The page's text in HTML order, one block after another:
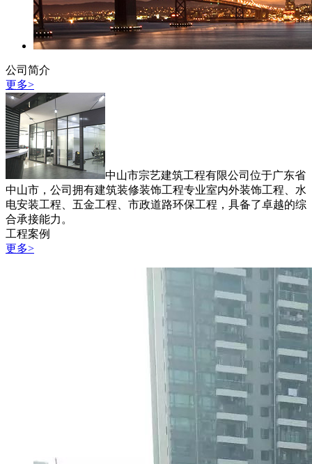
公司简介
更多>
中山市宗艺建筑工程有限公司位于广东省
中山市，公司拥有建筑装修装饰工程专业室内外装饰工程、水
电安装工程、五金工程、市政道路环保工程，具备了卓越的综
合承接能力。
工程案例
更多>